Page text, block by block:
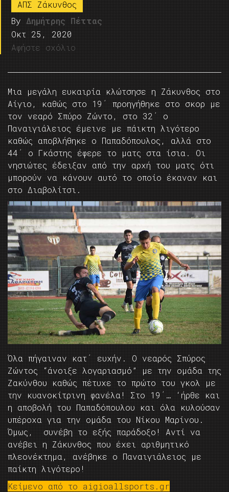
ΑΠΣ Ζάκυνθος
By Δημήτρης Πέττας
Οκτ 25, 2020
Αφήστε σχόλιο
Μια μεγάλη ευκαιρία κλώτσησε η Ζάκυνθος στο
Αίγιο, καθώς στο 19΄ προηγήθηκε στο σκορ με
τον νεαρό Σπύρο Ζώντο, στο 32΄ ο
Παναιγιάλειος έμεινε με πάικτη λιγότερο
καθώς αποβλήθηκε ο Παπαδόπουλος, αλλά στο
44΄ ο Γκάστης έφερε το ματς στα ίσια. Οι
νησιώτες έδειξαν από την αρχή του ματς ότι
μπορούν να κάνουν αυτό το οποίο έκαναν και
στο Διαβολίτσι.
Όλα πήγαιναν κατ΄ ευχήν. Ο νεαρός Σπύρος
Ζώντος “άνοιξε λογαριασμό” με την ομάδα της
Ζακύνθου καθώς πέτυχε το πρώτο του γκολ με
την κυανοκίτρινη φανέλα! Στο 19΄… ‘ήρθε και
η αποβολή του Παπαδόπουλου και όλα κυλούσαν
υπέροχα για την ομάδα του Νίκου Μαρίνου.
Όμως, συνέβη το εξής παράδοξο! Αντί να
ανέβει η Ζάκυνθος που έχει αριθμητικό
πλεονέκτημα, ανέβηκε ο Παναιγιάλειος με
παίκτη λιγότερο!
Κείμενο από το aigioallsports.gr